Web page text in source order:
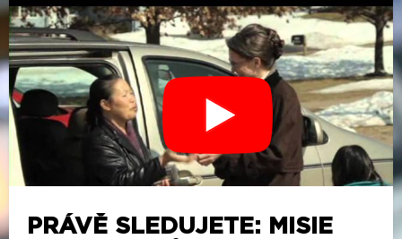
PRÁVĚ SLEDUJETE: MISIE